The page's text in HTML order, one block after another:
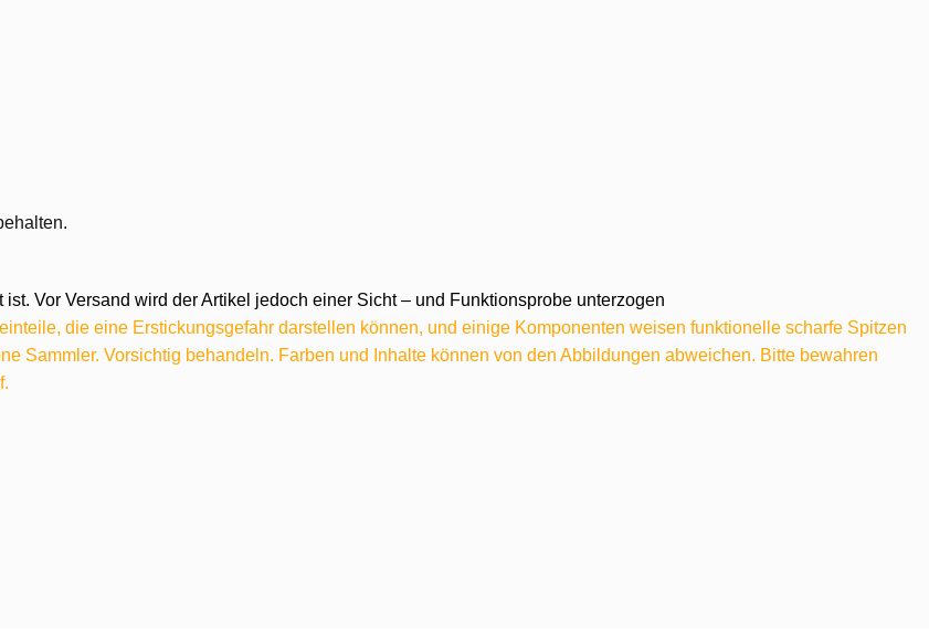
Vor Versand wird der Artikel jedoch einer Sicht – und Funktionsprobe unterzogen
die eine Erstickungsgefahr darstellen können, und einige Komponenten weisen funktionelle scharfe Spitzen
Sammler. Vorsichtig behandeln. Farben und Inhalte können von den Abbildungen abweichen. Bitte bewahren